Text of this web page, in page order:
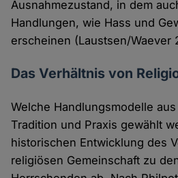
Ausnahmezustand, in dem
Handlungen, wie Hass und
erscheinen (Laustsen/Waever
Das Verhältnis von
Welche Handlungsmodelle
Tradition und Praxis gewählt
historischen Entwicklung des
religiösen Gemeinschaft zu